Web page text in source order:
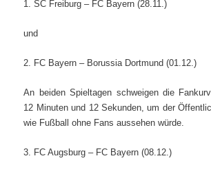
1. SC Freiburg – FC Bayern (28.11.)
und
2. FC Bayern – Borussia Dortmund (01.12.)
An beiden Spieltagen schweigen die
12 Minuten und 12 Sekunden, um der
wie Fußball ohne Fans aussehen würde.
3. FC Augsburg – FC Bayern (08.12.)